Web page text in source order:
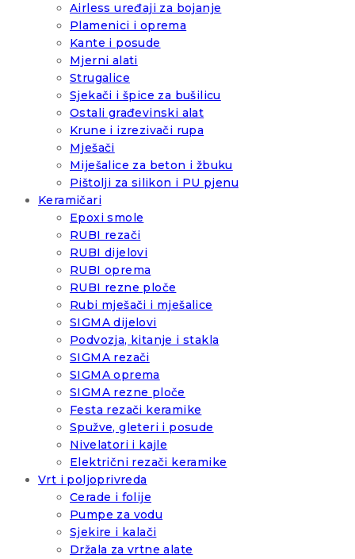
Airless uređaji za bojanje
Plamenici i oprema
Kante i posude
Mjerni alati
Strugalice
Sjekači i špice za bušilicu
Ostali građevinski alat
Krune i izrezivači rupa
Mješači
Miješalice za beton i žbuku
Pištolji za silikon i PU pjenu
Keramičari
Epoxi smole
RUBI rezači
RUBI dijelovi
RUBI oprema
RUBI rezne ploče
Rubi mješači i mješalice
SIGMA dijelovi
Podvozja, kitanje i stakla
SIGMA rezači
SIGMA oprema
SIGMA rezne ploče
Festa rezači keramike
Spužve, gleteri i posude
Nivelatori i kajle
Električni rezači keramike
Vrt i poljoprivreda
Cerade i folije
Pumpe za vodu
Sjekire i kalači
Držala za vrtne alate